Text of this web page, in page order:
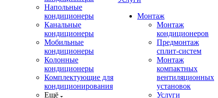
Напольные
кондиционеры
Канальные
кондиционеры
Мобильные
кондиционеры
Колонные
кондиционеры
Комплектующие для
кондиционирования
Ещё
Монтаж
Монтаж
кондиционеров
Предмонтаж
сплит-систем
Монтаж
компактных
вентиляционных
установок
Услуги